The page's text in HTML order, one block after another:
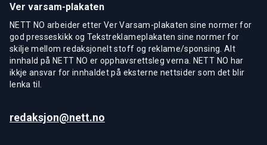
Ver varsam-plakaten
NETT NO arbeider etter Ver Varsam-plakaten sine normer for
god presseskikk og Tekstreklameplakaten sine normer for
skilje mellom redaksjonelt stoff og reklame/sponsing. Alt
innhald på NETT NO er opphavsrettsleg verna. NETT NO har
ikkje ansvar for innhaldet på eksterne nettsider som det blir
lenka til.
redaksjon@nett.no